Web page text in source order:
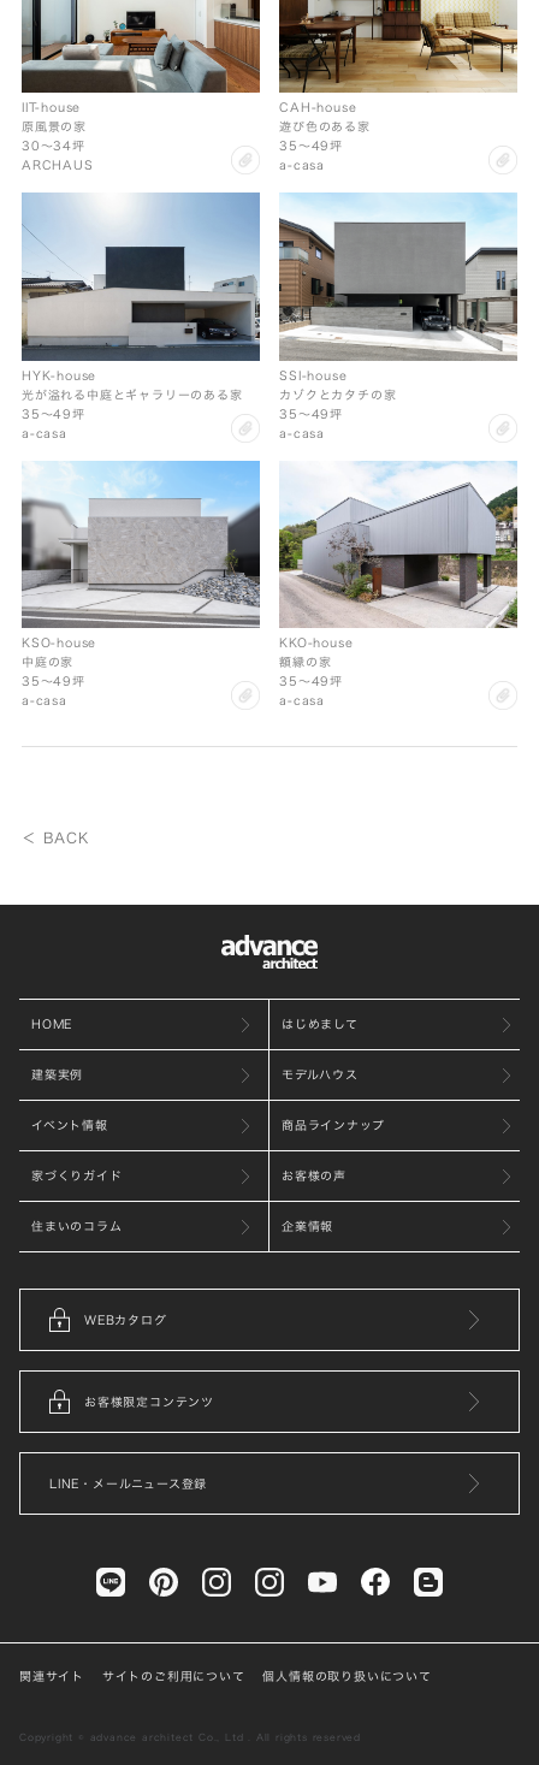
IIT-house
原風景の家
30〜34坪
ARCHAUS
CAH-house
遊び色のある家
35〜49坪
a-casa
HYK-house
光が溢れる中庭とギャラリーのある家
35〜49坪
a-casa
SSI-house
カゾクとカタチの家
35〜49坪
a-casa
KSO-house
中庭の家
35〜49坪
a-casa
KKO-house
額縁の家
35〜49坪
a-casa
＜ BACK
HOME はじめまして
建築実例 モデルハウス
イベント情報 商品ラインナップ
家づくりガイド お客様の声
住まいのコラム 企業情報
WEBカタログ
お客様限定コンテンツ
LINE・メールニュース登録
関連サイト サイトのご利用について 個人情報の取り扱いについて
Copyright © advance architect Co., Ltd . All rights reserved